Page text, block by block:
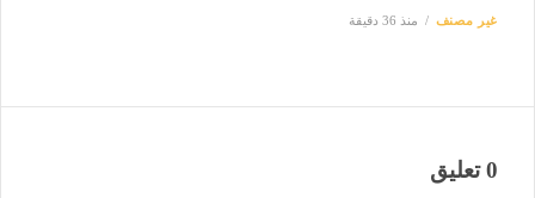
غير مصنف منذ 36 دقيقة
0 تعليق